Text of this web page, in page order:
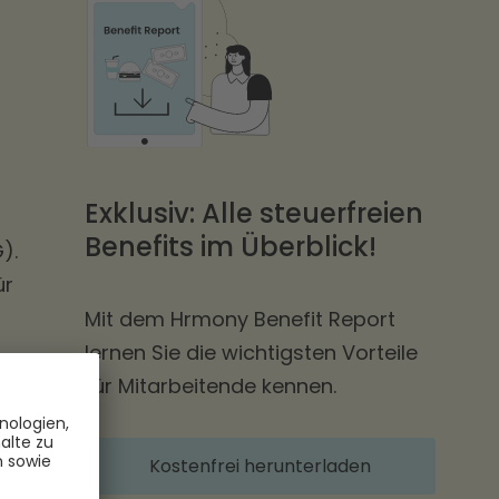
Exklusiv: Alle steuerfreien
Benefits im Überblick!
Mit dem Hrmony Benefit Report
lernen Sie die wichtigsten Vorteile
für Mitarbeitende kennen.
Kostenfrei herunterladen